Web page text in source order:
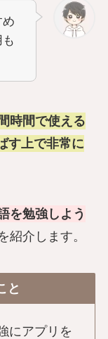
時間で使える
す上で非常に
を勉強しよう
紹介します。
と
にアプリを